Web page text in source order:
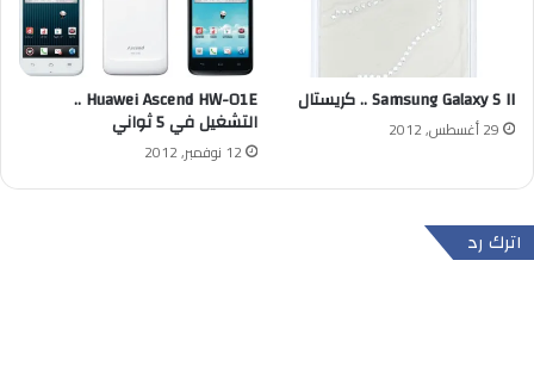
Samsung Galaxy S II .. كريستال
29 أغسطس, 2012
Huawei Ascend HW-01E ..
التشغيل في 5 ثواني
12 نوفمبر, 2012
اترك رد